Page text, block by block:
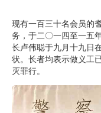
现有一百三十名会员的
务，于二〇一四至一五
长卢伟聪于九月十九日
状。长者均表示做义工
灭罪行。